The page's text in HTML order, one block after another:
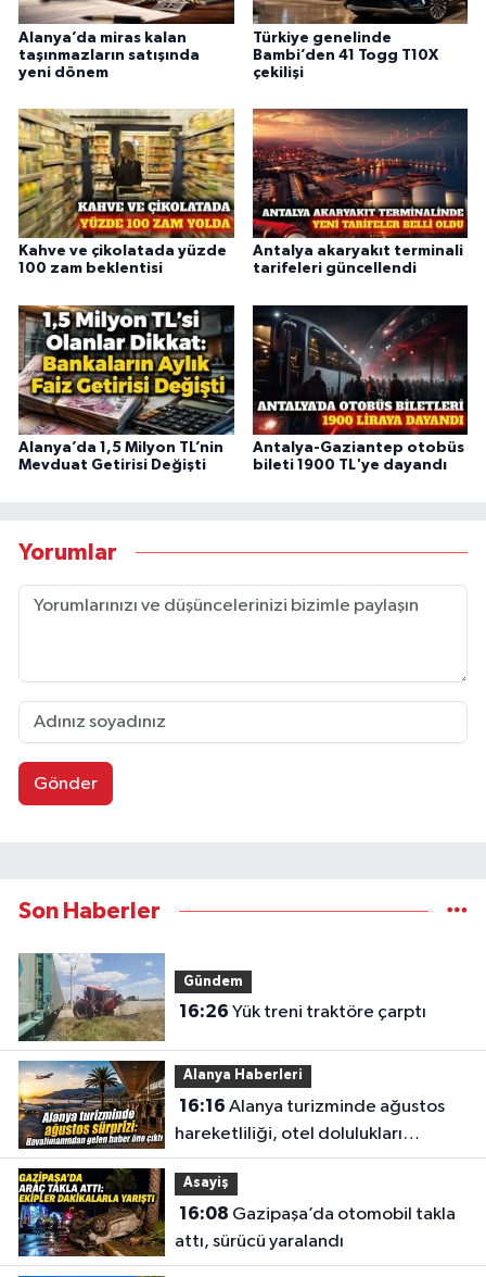
Alanya’da miras kalan
taşınmazların satışında
yeni dönem
Türkiye genelinde
Bambi’den 41 Togg T10X
çekilişi
Kahve ve çikolatada yüzde
100 zam beklentisi
Antalya akaryakıt terminali
tarifeleri güncellendi
Alanya’da 1,5 Milyon TL’nin
Mevduat Getirisi Değişti
Antalya-Gaziantep otobüs
bileti 1900 TL'ye dayandı
Yorumlar
Gönder
Son Haberler
Gündem
16:26 Yük treni traktöre çarptı
Alanya Haberleri
16:16
hareketliliği, otel dolulukları
yükseldi
Asayiş
16:08
attı, sürücü yaralandı